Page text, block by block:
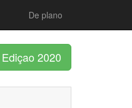
De plano
Ediçao 2020